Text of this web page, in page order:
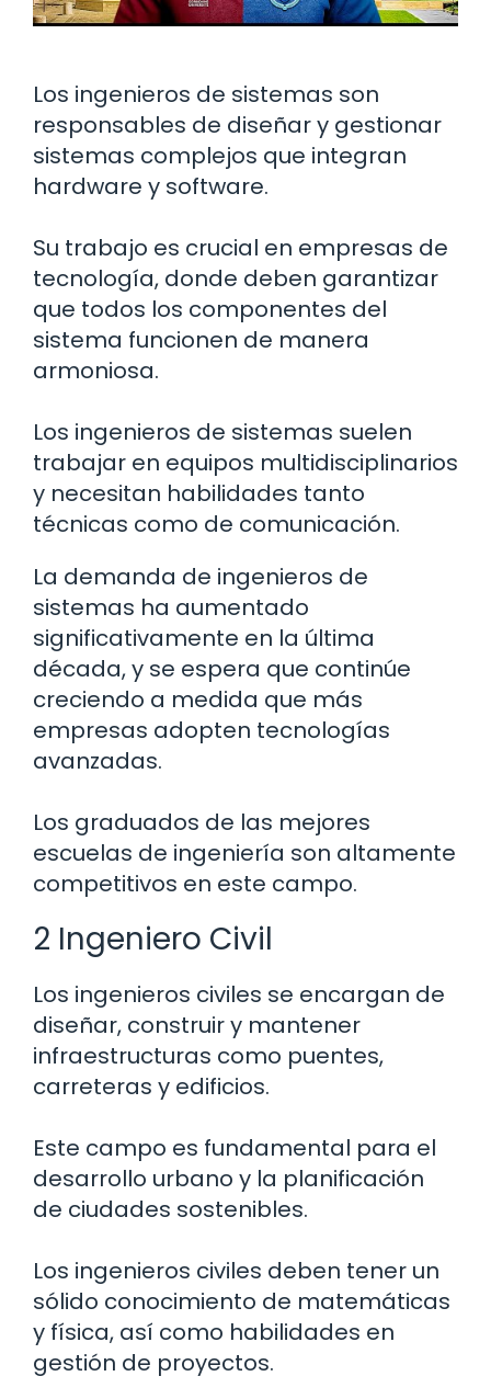
Los ingenieros de sistemas son
responsables de diseñar y gestionar
sistemas complejos que integran
hardware y software.
Su trabajo es crucial en empresas de
tecnología, donde deben garantizar
que todos los componentes del
sistema funcionen de manera
armoniosa.
Los ingenieros de sistemas suelen
trabajar en equipos multidisciplinarios
y necesitan habilidades tanto
técnicas como de comunicación.
La demanda de ingenieros de
sistemas ha aumentado
significativamente en la última
década, y se espera que continúe
creciendo a medida que más
empresas adopten tecnologías
avanzadas.
Los graduados de las mejores
escuelas de ingeniería son altamente
competitivos en este campo.
2 Ingeniero Civil
Los ingenieros civiles se encargan de
diseñar, construir y mantener
infraestructuras como puentes,
carreteras y edificios.
Este campo es fundamental para el
desarrollo urbano y la planificación
de ciudades sostenibles.
Los ingenieros civiles deben tener un
sólido conocimiento de matemáticas
y física, así como habilidades en
gestión de proyectos.